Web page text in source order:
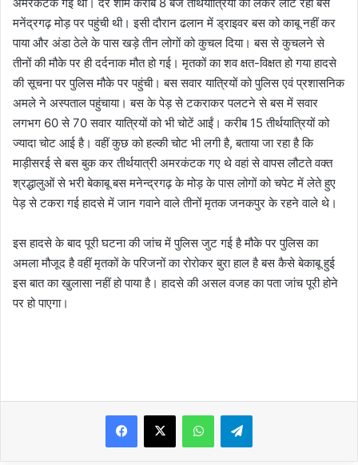
मनेंद्रगढ़ मोड़ पर पहुंची थी। इसी दौरान ढलान में ड्राइवर बस को काबू नहीं कर
पाया और अंडा ठेले के पास खड़े तीन लोगों को कुचल दिया। बस से कुचलने से
तीनों की मौके पर ही दर्दनाक मौत हो गई। मृतकों का शव क्षत-विक्षत हो गया हादसे
की सूचना पर पुलिस मौके पर पहुंची। बस सवार यात्रियों को पुलिस एवं प्रशासनिक
अमले ने अस्पताल पहुंचाया। बस के पेड़ से टकराकर पलटने से बस में सवार
लगभग 60 से 70 सवार यात्रियों को भी चोटें आईं। करीब 15 तीर्थयात्रियों को
ज्यादा चोट आई है। वहीं कुछ को हल्की चोट भी लगी है, बताया जा रहा है कि
माड़ीसरई से बस बुक कर तीर्थयात्री अमरकंटक गए थे वहां से वापस लौटते वक्त
श्रद्धालुओं से भरी बेकाबू बस मनेन्द्रगढ़ के मोड़ के पास लोगों को चपेट में लेते हुए
पेड़ से टकरा गई हादसे में जान गवाने वाले तीनों मृतक जनकपुर के रहने वाले थे।
इस हादसे के बाद पूरी घटना की जांच में पुलिस जुट गई है मौके पर पुलिस का
अमला मौजूद है वहीं मृतकों के परिजनों का रोरोकर बुरा हाल है बस कैसे बेकाबू हुई
इस बात का खुलासा नहीं हो पाया है। हादसे की असल वजह का पता जांच पूरी होने
पर हो पाएगा।
WhatsAppTelegram